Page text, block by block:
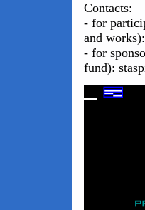
Contacts:
- for
and
- for
fund):